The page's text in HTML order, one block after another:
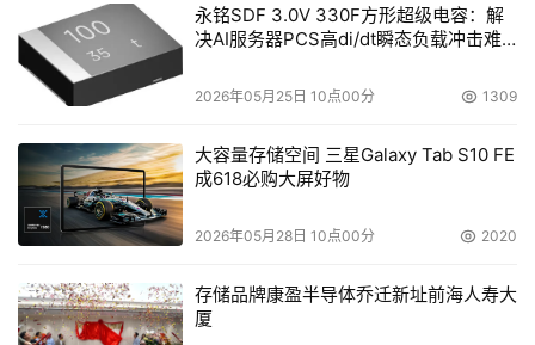
永铭SDF 3.0V 330F方形超级电容：解
决AI服务器PCS高di/dt瞬态负载冲击难
2026年05月25日 10点00分 1309
大容量存储空间 三星Galaxy Tab S10 FE
成618必购大屏好物
2026年05月28日 10点00分 2020
存储品牌康盈半导体乔迁新址前海人寿大
厦